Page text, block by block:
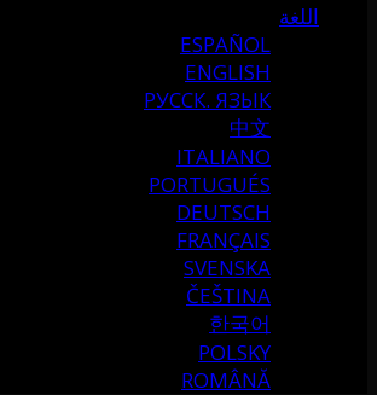
اللغة
ESPAÑOL
ENGLISH
РУССК. ЯЗЫК
中文
ITALIANO
PORTUGUÉS
DEUTSCH
FRANÇAIS
SVENSKA
ČEŠTINA
한국어
POLSKY
ROMÂNĂ